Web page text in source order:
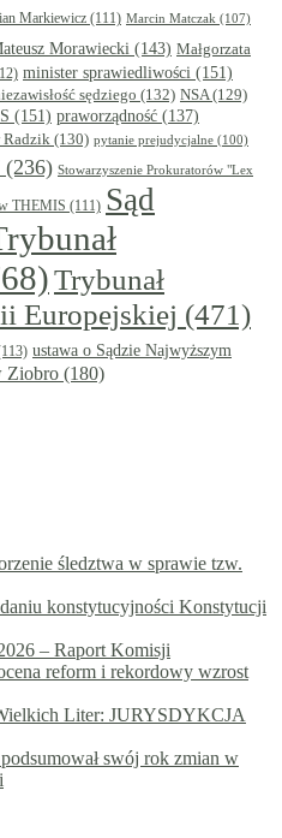
Markiewicz (111) Marcin Matczak (107)
Morawiecki (143) Małgorzata
minister sprawiedliwości (151)
sędziego (132) NSA (129)
(151) praworządność (137)
Radzik (130) pytanie prejudycjalne (100)
(236) Stowarzyszenie Prokuratorów "Lex
THEMIS (111) Sąd
Trybunał
Europejskiej (471)
ustawa o Sądzie Najwyższym
Ziobro (180)
śledztwa w sprawie tzw.
konstytucyjności Konstytucji
– Raport Komisji
reform i rekordowy wzrost
Liter: JURYSDYKCJA
swój rok zmian w